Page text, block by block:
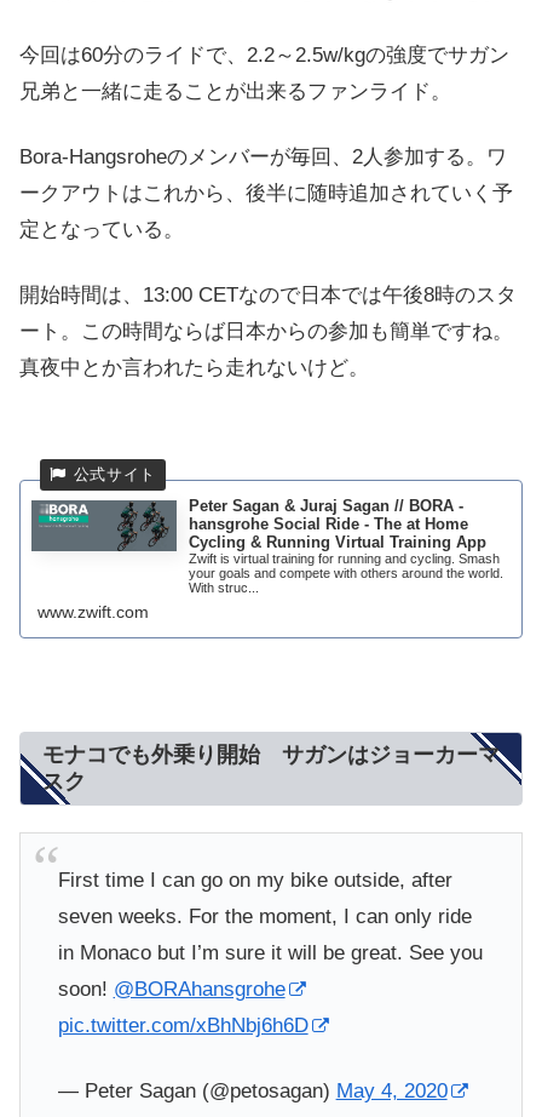
今回は60分のライドで、2.2～2.5w/kgの強度でサガン
兄弟と一緒に走ることが出来るファンライド。
Bora-​​Hangsroheのメンバーが毎回、2人参加する。ワ
ークアウトはこれから、後半に随時追加されていく予
定となっている。
開始時間は、13:00 CETなので日本では午後8時のスタ
ート。この時間ならば日本からの参加も簡単ですね。
真夜中とか言われたら走れないけど。
Peter Sagan & Juraj Sagan // BORA -
hansgrohe Social Ride - The at Home
Cycling & Running Virtual Training App
Zwift is virtual training for running and cycling. Smash
your goals and compete with others around the world.
With struc...
www.zwift.com
モナコでも外乗り開始 サガンはジョーカーマ
スク
First time I can go on my bike outside, after
seven weeks. For the moment, I can only ride
in Monaco but I’m sure it will be great. See you
soon! @BORAhansgrohe
pic.twitter.com/xBhNbj6h6D
— Peter Sagan (@petosagan) May 4, 2020